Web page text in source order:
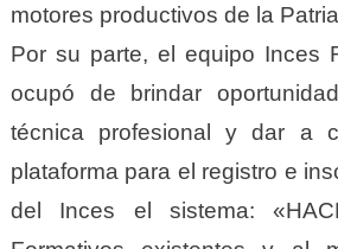
motores productivos de la
Por su parte, el equipo Inces
ocupó de brindar
técnica profesional y dar a
plataforma para el registro e
del Inces el sistema: